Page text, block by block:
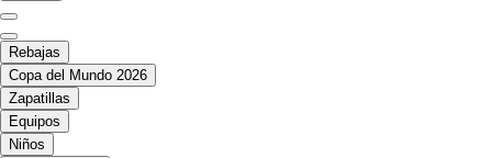
Rebajas
Copa del Mundo 2026
Zapatillas
Equipos
Niños